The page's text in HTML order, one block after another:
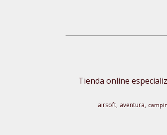
Tienda online
airsoft aventura